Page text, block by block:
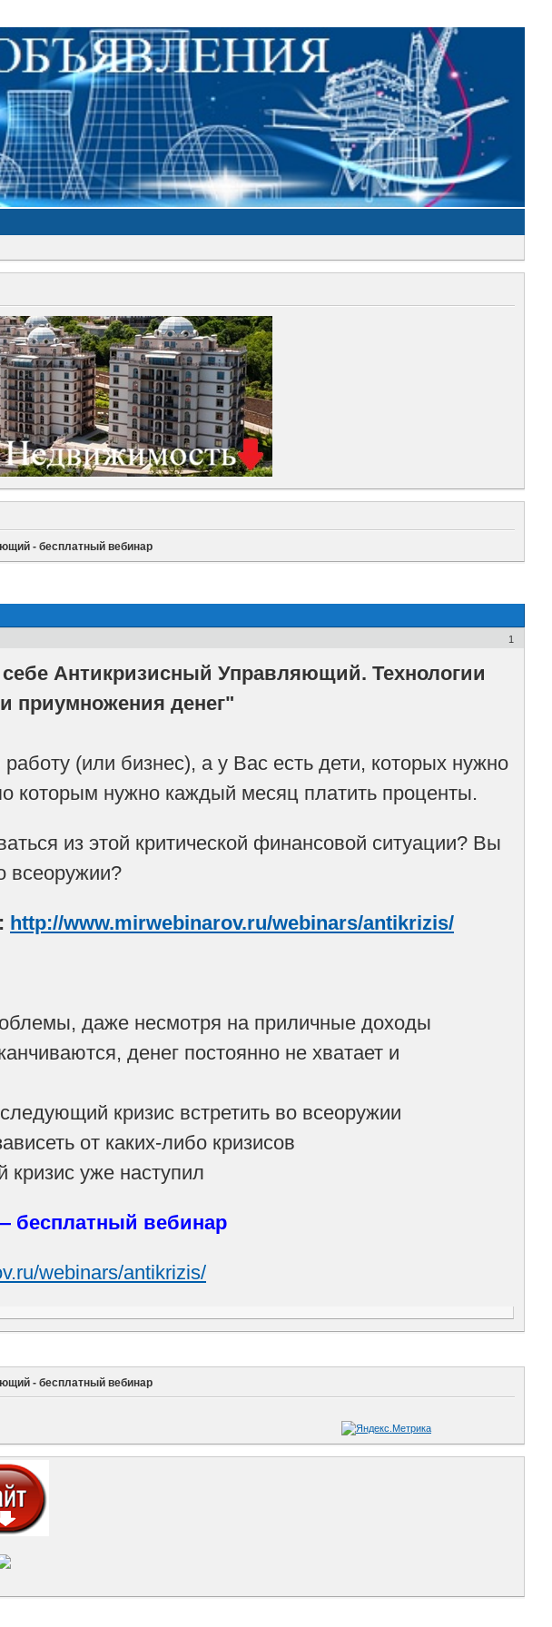
- бесплатный вебинар
1
Антикризисный Управляющий. Технологии
приумножения денег"
(или бизнес), а у Вас есть дети, которых нужно
которым нужно каждый месяц платить проценты.
из этой критической финансовой ситуации? Вы
всеоружии?
: http://www.mirwebinarov.ru/webinars/antikrizis/
даже несмотря на приличные доходы
денег постоянно не хватает и
кризис встретить во всеоружии
от каких-либо кризисов
уже наступил
бесплатный вебинар
webinars/antikrizis/
- бесплатный вебинар